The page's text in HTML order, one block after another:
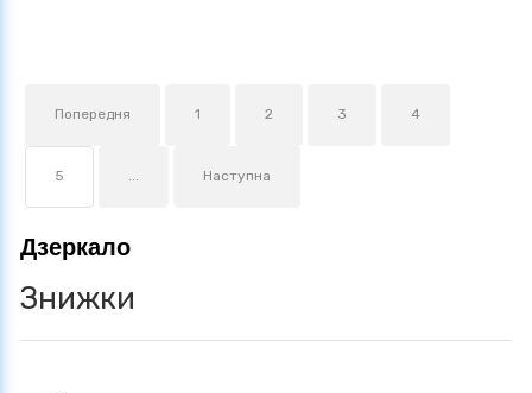
Попередня 1 2 3 4
5 Наступна
Дзеркало
Знижки